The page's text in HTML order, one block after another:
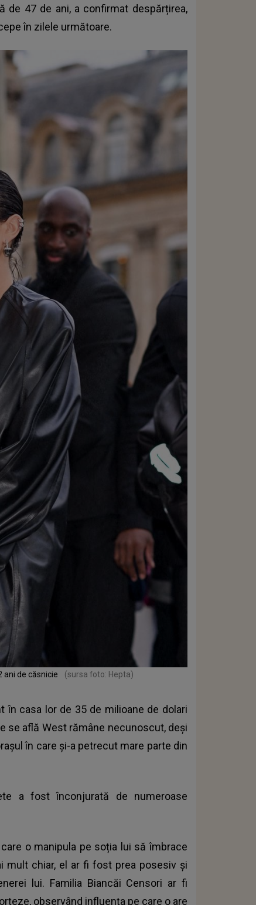
de 47 de ani, a confirmat despărțirea,
în zilele următoare.
ani de căsnicie (sursa foto: Hepta)
în casa lor de 35 de milioane de dolari
se află West rămâne necunoscut, deși
în care și-a petrecut mare parte din
a fost înconjurată de numeroase
o manipula pe soția lui să îmbrace
mult chiar, el ar fi fost prea posesiv și
lui. Familia Biancăi Censori ar fi
observând influența pe care o are